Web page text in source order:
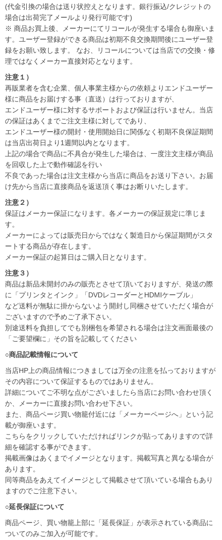
(代金引換の場合は送り状控えとなります。銀行振込/クレジットの
場合は出荷完了メールより発行可能です)
※ 商品お買上後、メーカーにてリコールが発生する場合も御座いま
す。ユーザー登録ができる商品は初期不良交換期間後にユーザー登
録をお願い致します。 なお、リコールについては当店での交換・修
理ではなくメーカー直接対応となります。
注意１）
再販業者を含む企業、個人事業主様からの依頼よりエンドユーザー
様に商品をお届けする事（直送）は行っておりますが、
エンドユーザー様に対するサポートおよび保証は行いません。当店
の保証はあくまでご注文主様に対してであり、
エンドユーザー様の開封・使用開始日に関係なく初期不良保証期間
は当店出荷日より1週間以内となります。
上記の場合で商品に不具合が発生した場合は、一度注文主様が商品
を回収した上で動作確認を行い
不良であった場合は注文主様から当店に商品をお送り下さい。お届
け先から当店に直接商品を返送頂く事はお断りいたします。
注意２）
保証はメーカー保証になります。各メーカーの保証規定に準じま
す。
メーカーによっては販売日からではなく製造日から保証期間がスタ
ートする商品が存在します。
メーカー保証の起算日はご購入日となります。
注意３）
商品は新品未開封のみの販売とさせて頂いておりますが、発送の際
に「プリンタとインク」「DVDレコーダーとHDMIケーブル」
など送料が無駄に掛からないよう開封し同梱させていただく場合が
ございますので予めご了承下さい。
別途送料を負担してでも別梱包を希望される場合は注文画面最後の
「ご要望欄に」その旨を記載してください
○商品記載情報について
当店HP上の商品情報につきましては万全の注意を払っておりますが
その内容について保証するものではありません。
詳細についてご不明な点がございましたら当店にお問い合わせ頂く
か、メーカーに直接お問い合わせ下さい。
また、商品ページ買い物籠付近には「メーカーページへ」という記
載が御座います。
こちらをクリックしていただければリンクが貼ってありますので詳
細を確認する事ができます。
掲載画像はあくまでイメージとなります。掲載写真と異なる場合が
あります。
同等商品をあえてイメージとして掲載させて頂いている場合もあり
ますのでご注意下さい。
○延長保証について
商品ページ、買い物籠上部に「延長保証」が表示されている商品に
ついてのみご加入が可能です。